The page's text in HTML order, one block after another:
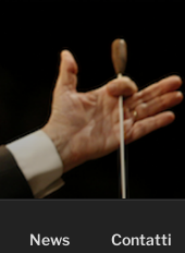
News Contatti